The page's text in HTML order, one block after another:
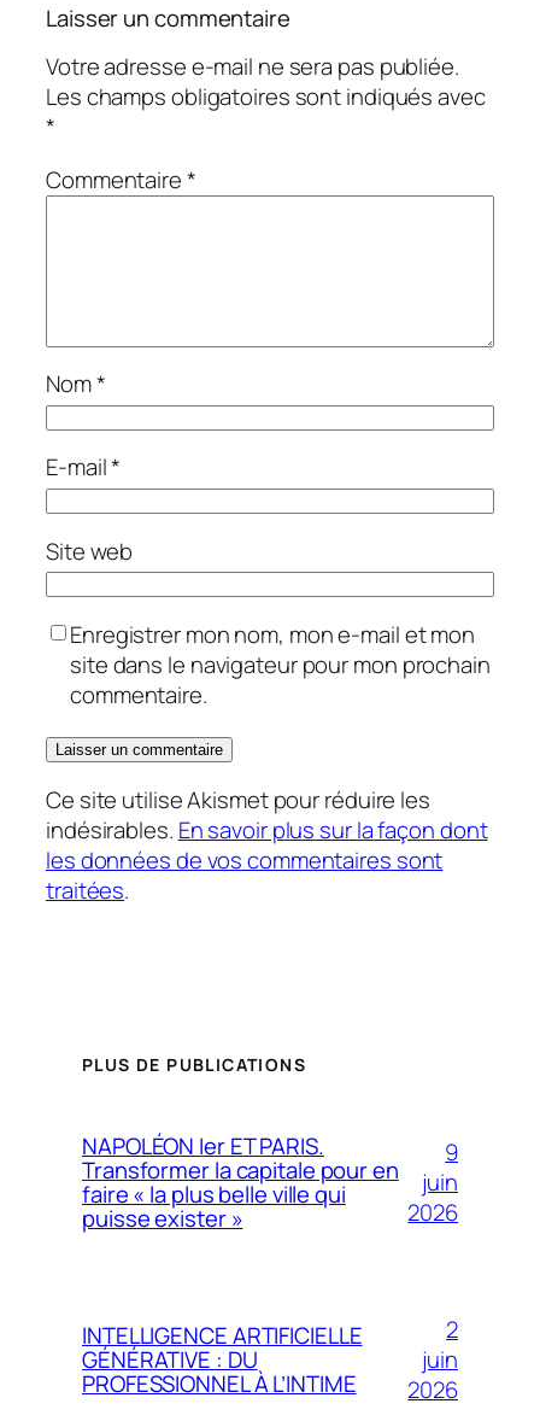
Laisser un commentaire
Votre adresse e-mail ne sera pas publiée.
Les champs obligatoires sont indiqués avec
*
Commentaire*
Nom*
E-mail*
Site web
Enregistrer mon nom, mon e-mail et mon
site dans le navigateur pour mon prochain
commentaire.
Ce site utilise Akismet pour réduire les
indésirables. En savoir plus sur la façon dont
les données de vos commentaires sont
traitées.
PLUS DE PUBLICATIONS
NAPOLÉON Ier ET PARIS.
Transformer la capitale pour en
faire « la plus belle ville qui
puisse exister »
9
juin
2026
INTELLIGENCE ARTIFICIELLE
GÉNÉRATIVE : DU
PROFESSIONNEL À L’INTIME
2
juin
2026